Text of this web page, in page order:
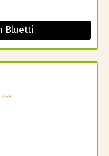
Bluetti